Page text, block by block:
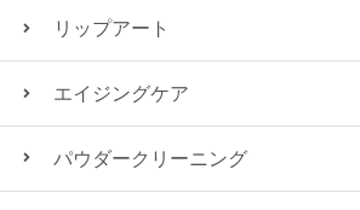
リップアート
エイジングケア
パウダークリーニング